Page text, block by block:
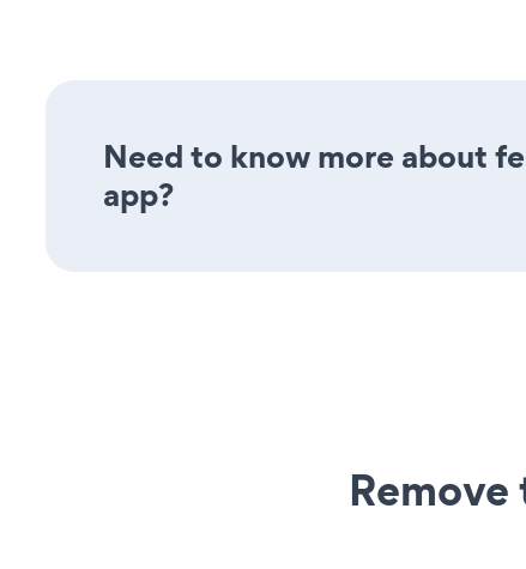
Need to know more about
app?